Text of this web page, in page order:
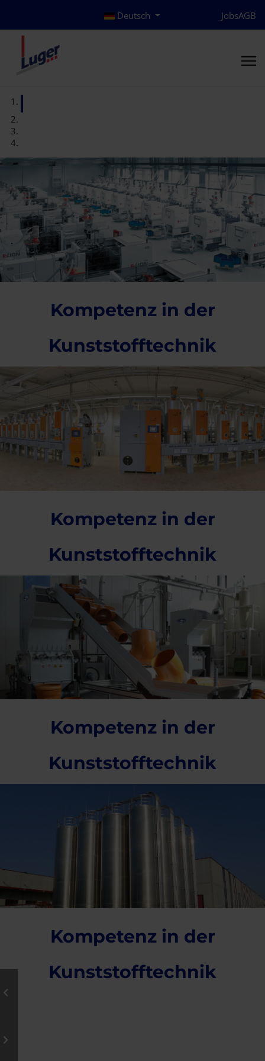
Deutsch JobsAGB
Kompetenz in der
Kunststofftechnik
Kompetenz in der
Kunststofftechnik
Kompetenz in der
Kunststofftechnik
Kompetenz in der
Kunststofftechnik